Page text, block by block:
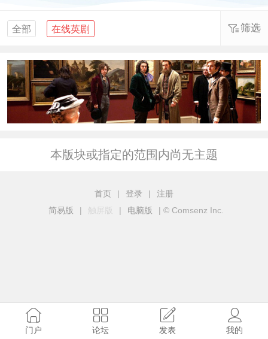
全部 在线英剧 筛选
本版块或指定的范围内尚无主题
首页 | 登录 |
注册
简易版
| 触屏版 | 电脑版 | © Comsenz Inc.
门户 论坛 发表 我的